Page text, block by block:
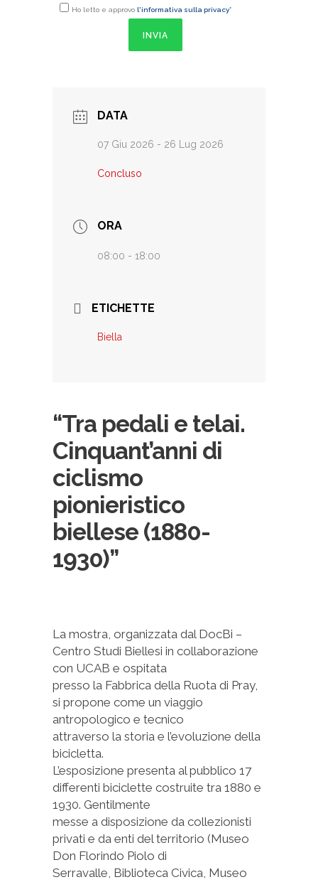
Ho letto e approvo l'informativa sulla privacy*
INVIA
DATA
07 Giu 2026 - 26 Lug 2026
Concluso
ORA
08:00 - 18:00
ETICHETTE
Biella
“Tra pedali e telai.
Cinquant’anni di
ciclismo
pionieristico
biellese (1880-
1930)”
La mostra, organizzata dal DocBi –
Centro Studi Biellesi in collaborazione
con UCAB e ospitata
presso la Fabbrica della Ruota di Pray,
si propone come un viaggio
antropologico e tecnico
attraverso la storia e l’evoluzione della
bicicletta.
L’esposizione presenta al pubblico 17
differenti biciclette costruite tra 1880 e
1930. Gentilmente
messe a disposizione da collezionisti
privati e da enti del territorio (Museo
Don Florindo Piolo di
Serravalle, Biblioteca Civica, Museo